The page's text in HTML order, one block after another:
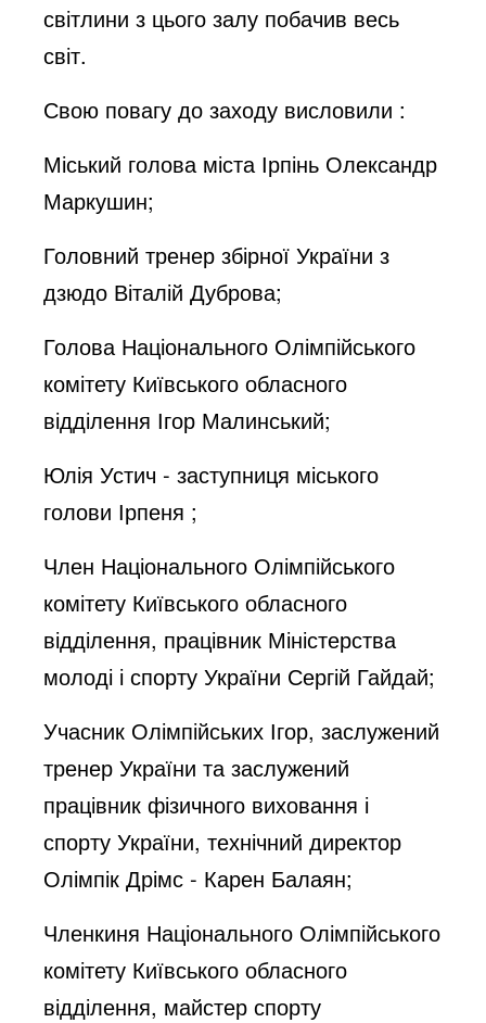
світлини з цього залу побачив весь
світ.
Свою повагу до заходу висловили :
Міський голова міста Ірпінь Олександр
Маркушин;
Головний тренер збірної України з
дзюдо Віталій Дуброва;
Голова Національного Олімпійського
комітету Київського обласного
відділення Ігор Малинський;
Юлія Устич - заступниця міського
голови Ірпеня ;
Член Національного Олімпійського
комітету Київського обласного
відділення, працівник Міністерства
молоді і спорту України Сергій Гайдай;
Учасник Олімпійських Ігор, заслужений
тренер України та заслужений
працівник фізичного виховання і
спорту України, технічний директор
Олімпік Дрімс - Карен Балаян;
Членкиня Національного Олімпійського
комітету Київського обласного
відділення, майстер спорту